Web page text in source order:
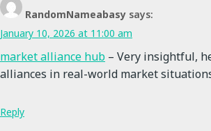
RandomNameabasy says:
January 10, 2026 at 11:00 am
market alliance hub – Very insightful,
alliances in real-world market
Reply